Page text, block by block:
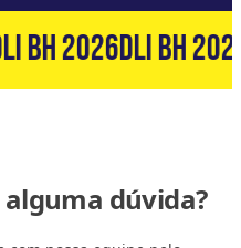
BH 2026DLI BH
alguma dúvida?